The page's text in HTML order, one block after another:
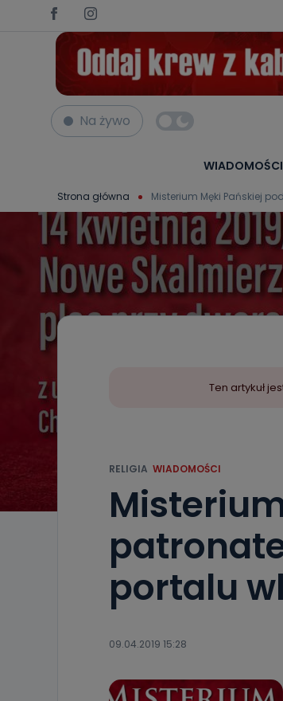
Na żywo
WIADOMOŚCI
Strona główna Misterium Męki Pańskiej
Ten artykuł
RELIGIA WIADOMOŚCI
portalu
09.04.2019 15:28